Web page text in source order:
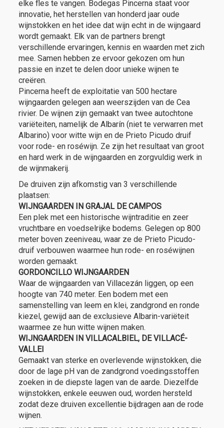
elke fles te vangen. Bodegas Pincerna staat voor
innovatie, het herstellen van honderd jaar oude
wijnstokken en het idee dat wijn echt in de wijngaard
wordt gemaakt. Elk van de partners brengt
verschillende ervaringen, kennis en waarden met zich
mee. Samen hebben ze ervoor gekozen om hun
passie en inzet te delen door unieke wijnen te
creëren.
Pincerna heeft de exploitatie van 500 hectare
wijngaarden gelegen aan weerszijden van de Cea
rivier. De wijnen zijn gemaakt van twee autochtone
variëteiten, namelijk de Albarín (niet te verwarren met
Albarino) voor witte wijn en de Prieto Picudo druif
voor rode- en roséwijn. Ze zijn het resultaat van groot
en hard werk in de wijngaarden en zorgvuldig werk in
de wijnmakerij.
De druiven zijn afkomstig van 3 verschillende
plaatsen:
WIJNGAARDEN IN GRAJAL DE CAMPOS
Een plek met een historische wijntraditie en zeer
vruchtbare en voedselrijke bodems. Gelegen op 800
meter boven zeeniveau, waar ze de Prieto Picudo-
druif verbouwen waarmee hun rode- en roséwijnen
worden gemaakt.
GORDONCILLO WIJNGAARDEN
Waar de wijngaarden van Villacezán liggen, op een
hoogte van 740 meter. Een bodem met een
samenstelling van leem en klei, zandgrond en ronde
kiezel, gewijd aan de exclusieve Albarin-variëteit
waarmee ze hun witte wijnen maken.
WIJNGAARDEN IN VILLACALBIEL, DE VILLACÉ-
VALLEI
Gemaakt van sterke en overlevende wijnstokken, die
door de lage pH van de zandgrond voedingsstoffen
zoeken in de diepste lagen van de aarde. Diezelfde
wijnstokken, enkele eeuwen oud, worden hersteld
zodat deze druiven excellentie bijdragen aan de rode
wijnen.